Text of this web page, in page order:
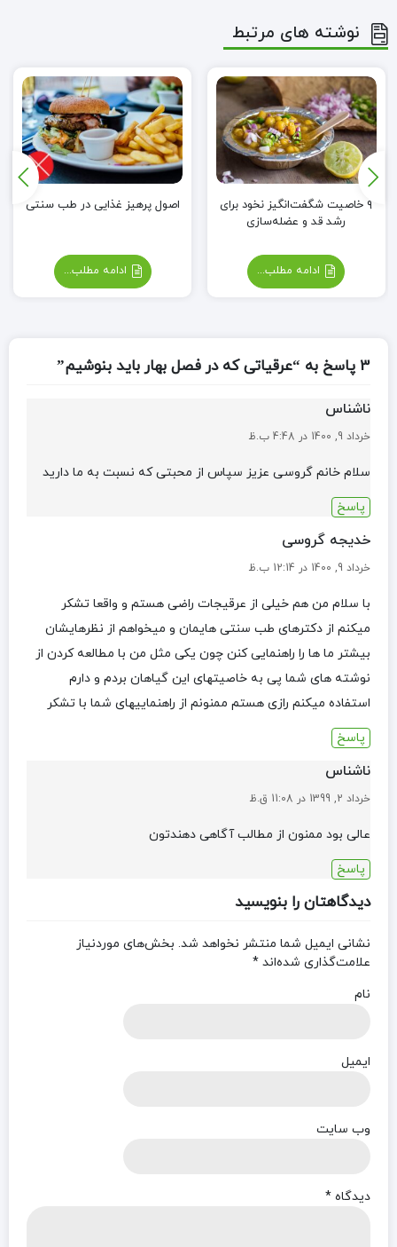
نوشته های مرتبط
۹ خاصیت شگفت‌انگیز نخود برای
رشد قد و عضله‌سازی
ادامه مطلب...
اصول پرهیز غذایی در طب سنتی
ادامه مطلب...
3 پاسخ به “عرقیاتی که در فصل بهار باید بنوشیم”
ناشناس
خرداد 9, 1400 در 4:48 ب.ظ
سلام خانم گروسی عزیز سپاس از محبتی که نسبت به ما دارید
پاسخ
خدیجه گروسی
خرداد 9, 1400 در 12:14 ب.ظ
با سلام من هم خیلی از عرقیجات راضی هستم و واقعا تشکر
میکنم از دکترهای طب سنتی هایمان و میخواهم از نظرهایشان
بیشتر ما ها را راهنمایی کنن چون یکی مثل من با مطالعه کردن از
نوشته های شما پی به خاصیتهای این گیاهان بردم و دارم
استفاده میکنم رازی هستم ممنونم از راهنماییهای شما با تشکر
پاسخ
ناشناس
خرداد 2, 1399 در 11:08 ق.ظ
عالی بود ممنون از مطالب آگاهی دهندتون
پاسخ
دیدگاهتان را بنویسید
نشانی ایمیل شما منتشر نخواهد شد. بخش‌های موردنیاز
علامت‌گذاری شده‌اند *
نام
ایمیل
وب‌ سایت
دیدگاه *